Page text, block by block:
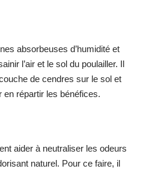
absorbeuses d’humidité et
l’air et le sol du poulailler. Il
de cendres sur le sol et
en répartir les bénéfices.
aider à neutraliser les odeurs
naturel. Pour ce faire, il